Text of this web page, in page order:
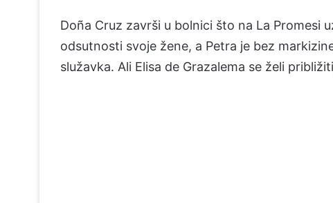
Doña Cruz završi u bolnici što na La Promesi
odsutnosti svoje žene, a Petra je bez
služavka. Ali Elisa de Grazalema se želi